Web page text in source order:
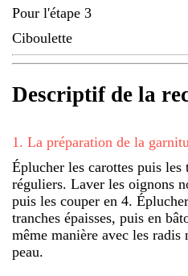
Pour l'étape 3
Ciboulette
Descriptif de la
1 . La préparation de la
Éplucher les carottes puis
réguliers. Laver les oignons
puis les couper en 4.
tranches épaisses, puis en
même manière avec les radis
peau.